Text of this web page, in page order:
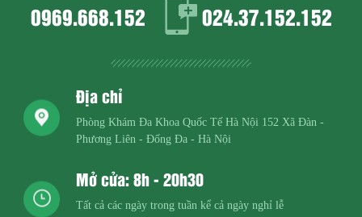
0969.668.152 024.37.152.152
Địa chỉ
Phòng Khám Đa Khoa Quốc Tế Hà Nội 152 Xã Đàn -
Phương Liên - Đống Đa - Hà Nội
Mở cửa: 8h - 20h30
Tất cả các ngày trong tuần kể cả ngày nghỉ lễ